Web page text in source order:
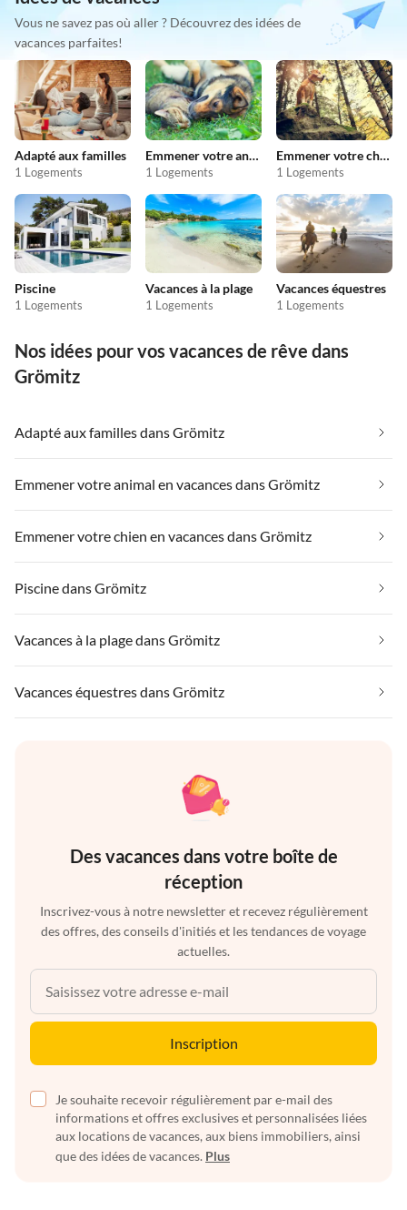
Vous ne savez pas où aller ? Découvrez des idées de
vacances parfaites!
Adapté aux familles
1 Logements
Emmener votre animal en vacances
1 Logements
Emmener votre chien en vacances
1 Logements
Piscine
1 Logements
Vacances à la plage
1 Logements
Vacances équestres
1 Logements
Nos idées pour vos vacances de rêve dans
Grömitz
Adapté aux familles dans Grömitz
Emmener votre animal en vacances dans Grömitz
Emmener votre chien en vacances dans Grömitz
Piscine dans Grömitz
Vacances à la plage dans Grömitz
Vacances équestres dans Grömitz
Des vacances dans votre boîte de
réception
Inscrivez-vous à notre newsletter et recevez régulièrement
des offres, des conseils d'initiés et les tendances de voyage
actuelles.
Inscription
Je souhaite recevoir régulièrement par e-mail des
informations et offres exclusives et personnalisées liées
aux locations de vacances, aux biens immobiliers, ainsi
que des idées de vacances. Plus